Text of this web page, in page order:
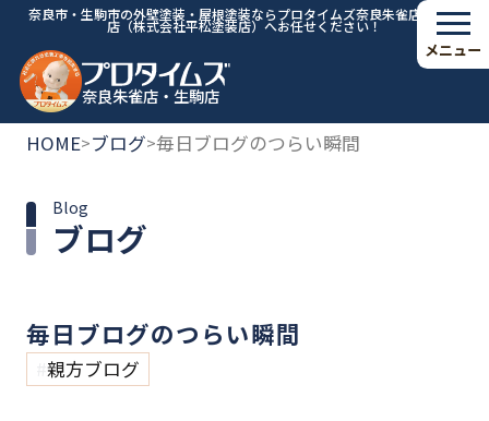
奈良市・生駒市の外壁塗装・屋根塗装ならプロタイムズ奈良朱雀店・生駒
店（株式会社平松塗装店）へお任せください！
奈良朱雀店・生駒店
メニュー
HOME>ブログ>毎日ブログのつらい瞬間
ブログ
Blog
毎日ブログのつらい瞬間
親方ブログ